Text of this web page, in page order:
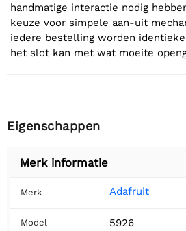
handmatige interactie nodig
keuze voor simpele aan-uit
iedere bestelling worden
het slot kan met wat moeite
Eigenschappen
Merk informatie
Merk Adafruit
Model 5926